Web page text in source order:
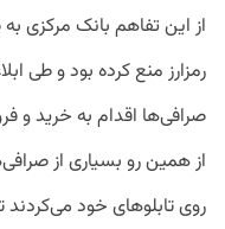
از این تفاهم بانک مرکزی
رمزارز منع کرده بود و طی
صرافی‌ها اقدام به خرید و
از همین رو بسیاری از